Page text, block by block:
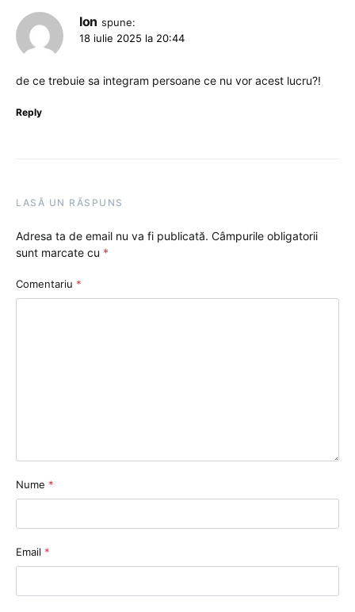
Ion spune:
18 iulie 2025 la 20:44
de ce trebuie sa integram persoane ce nu vor acest lucru?!
Reply
LASĂ UN RĂSPUNS
Adresa ta de email nu va fi publicată. Câmpurile obligatorii
sunt marcate cu *
Comentariu *
Nume *
Email *